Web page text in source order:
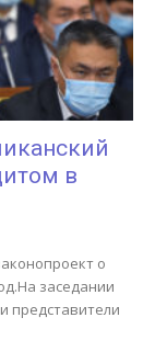
в
о
заседании
представители